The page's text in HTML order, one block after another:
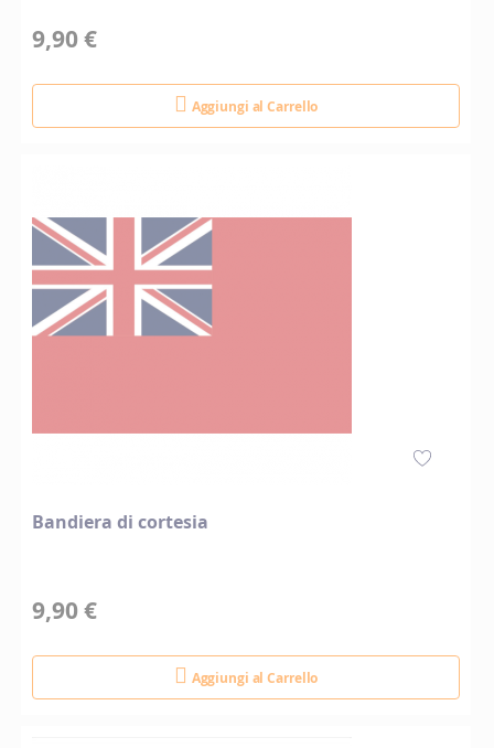
9,90 €
Aggiungi al Carrello
Bandiera di cortesia
9,90 €
Aggiungi al Carrello